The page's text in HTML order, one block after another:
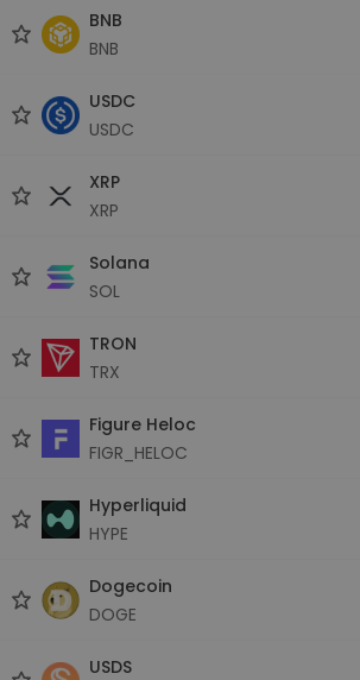
BNB
BNB
USDC
USDC
XRP
XRP
Solana
SOL
TRON
TRX
Figure Heloc
FIGR_HELOC
Hyperliquid
HYPE
Dogecoin
DOGE
USDS